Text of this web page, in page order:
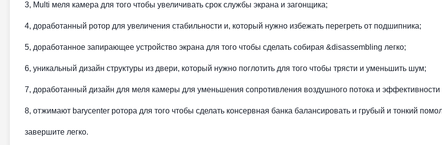
3, Multi меля камера для того чтобы увеличивать срок службы экрана и загонщика;
4, доработанный ротор для увеличения стабильности и, который нужно избежать перегреть от подшипника;
5, доработанное запирающее устройство экрана для того чтобы сделать собирая &disassembling легко;
6, уникальный дизайн структуры из двери, который нужно поглотить для того чтобы трясти и уменьшить шум;
7, доработанный дизайн для меля камеры для уменьшения сопротивления воздушного потока и эффективности
8, отжимают barycenter ротора для того чтобы сделать консервная банка балансировать и грубый и тонкий
завершите легко.